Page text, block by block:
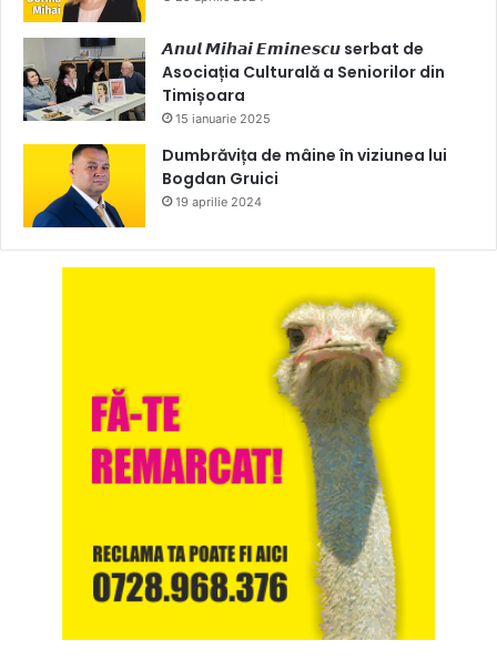
𝘼𝙣𝙪𝙡 𝙈𝙞𝙝𝙖𝙞 𝙀𝙢𝙞𝙣𝙚𝙨𝙘𝙪 serbat de
Asociația Culturală a Seniorilor din
Timișoara
15 ianuarie 2025
Dumbrăvița de mâine în viziunea lui
Bogdan Gruici
19 aprilie 2024